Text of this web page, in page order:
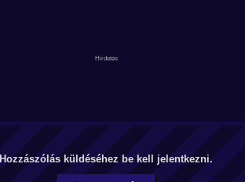
Hozzászólás küldéséhez be kell jelentkezni.